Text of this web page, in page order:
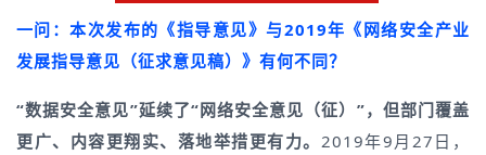
一问：本次发布的《指导意见》与2019年《网络安全产业
发展指导意见（征求意见稿）》有何不同？
“数据安全意见”延续了“网络安全意见（征）”，但部门覆盖
更广、内容更翔实、落地举措更有力。 2019年9月27日，